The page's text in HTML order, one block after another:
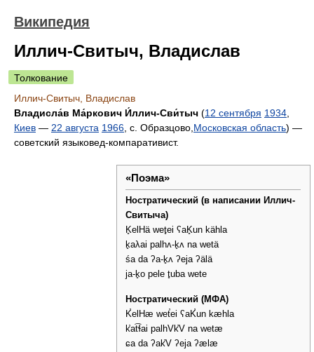
Википедия
Иллич-Свитыч, Владислав
Толкование
Иллич-Свитыч, Владислав
Владисла́в Ма́ркович И́ллич-Сви́тыч (12 сентября 1934
Киев — 22 августа 1966 , с. Образцово, Московская область) —
советский языковед-компаративист.
«Поэма»
Ностратический (в написании Иллич-
Свитыча)
K̥elHä wet̥ei ʕaK̥un kähla
k̥aλai palhʌ-k̥ʌ na wetä
śa da ʔa-k̥ʌ ʔeja ʔälä
ja-k̥o pele t̥uba wete
Ностратический (МФА)
K̕elHæ wet̕ei ʕaK̕un kæhla
k̕at͡ɬai palhVk̕V na wetæ
ɕa da ʔak̕V ʔeja ʔælæ